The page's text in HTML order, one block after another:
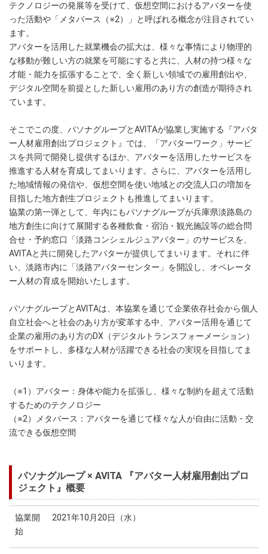
テクノロジーの発展等を受けて、仮想空間におけるアバターを使
った活動や「メタバース（※2）」と呼ばれる概念が注目されてい
ます。
アバターを活用した就業機会の拡大は、様々な事情により物理的
な移動が難しい方の就業を可能にすると共に、人材の持つ様々な
才能・能力を拡張することで、全く新しい領域での雇用創出や、
デジタル空間を前提とした新しい雇用のあり方の創造が期待され
ています。
そこでこの度、パソナグループとAVITAが協業し実施する『アバタ
ー人材雇用創出プロジェクト』では、「アバターワーク」サービ
スを共同で開発し提供するほか、アバターを活用したサービスを
推進する人材を育成してまいります。さらに、アバターを活用し
た地域情報の発信や、仮想空間を使い地域との交流人口の増加を
目指した地方創生プロジェクトも推進してまいります。
協業の第一弾として、年内にもパソナグループが兵庫県淡路島の
地方創生に向けて展開する各種飲食・宿泊・観光施設等の総合問
合せ・予約窓口「淡路コンシェルジュアバター」のサービスを、
AVITAと共に開発したアバターが提供してまいります。それに伴
い、淡路市内に「淡路アバターセンター」を開設し、オペレータ
ー人材の育成を開始いたします。
パソナグループとAVITAは、本協業を通じて企業依存社会から個人
自立社会へと社会のあり方が変革する中、アバター活用を通じて
企業の雇用のあり方のDX（デジタルトランスフォーメーション）
をサポートし、多様な人材が活躍できる社会の実現を目指してま
いります。
（※1）アバター：身体や能力を拡張し、様々な制約を超えて活動
するためのテクノロジー
（※2）メタバース：アバターを通じて様々な人が自由に活動・交
流できる仮想空間
パソナグループ × AVITA 『アバター人材雇用創出プロ
ジェクト』概要
協業開
始
2021年10月20日（水）